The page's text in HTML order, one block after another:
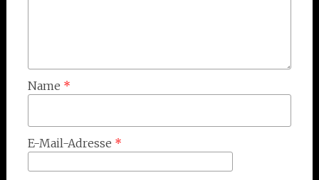
Name *
E-Mail-Adresse *